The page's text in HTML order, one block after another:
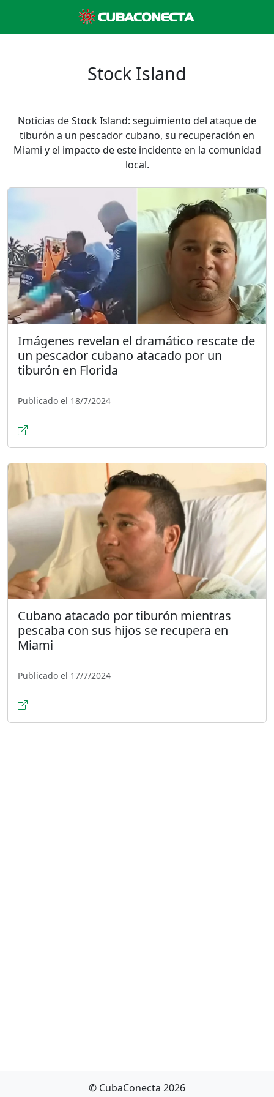
Stock Island
Noticias de Stock Island: seguimiento del ataque de
tiburón a un pescador cubano, su recuperación en
Miami y el impacto de este incidente en la comunidad
local.
Imágenes revelan el dramático rescate de
un pescador cubano atacado por un
tiburón en Florida
Publicado el 18/7/2024
Cubano atacado por tiburón mientras
pescaba con sus hijos se recupera en
Miami
Publicado el 17/7/2024
© CubaConecta 2026